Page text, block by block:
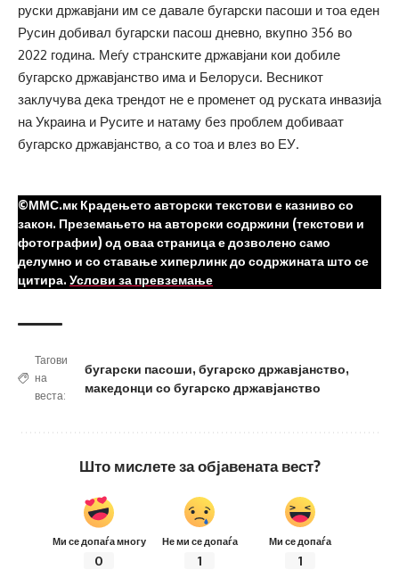
руски државјани им се давале бугарски пасоши и тоа еден
Русин добивал бугарски пасош дневно, вкупно 356 во
2022 година. Меѓу странските државјани кои добиле
бугарско државјанство има и Белоруси. Весникот
заклучува дека трендот не е променет од руската инвазија
на Украина и Русите и натаму без проблем добиваат
бугарско државјанство, а со тоа и влез во ЕУ.
©ММС.мк Крадењето авторски текстови е казниво со
закон. Преземањето на авторски содржини (текстови и
фотографии) од оваа страница е дозволено само
делумно и со ставање хиперлинк до содржината што се
цитира. Услови за превземање
Тагови
на
веста:
бугарски пасоши,бугарско државјанство,
македонци со бугарско државјанство
Што мислете за објавената вест?
Ми се допаѓа многу
0
Не ми се допаѓа
1
Ми се допаѓа
1